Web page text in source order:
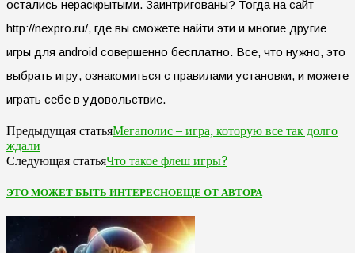
остались нераскрытыми. Заинтригованы? Тогда на сайт
http://nexpro.ru/, где вы сможете найти эти и многие другие
игры для android совершенно бесплатно. Все, что нужно, это
выбрать игру, ознакомиться с правилами установки, и можете
играть себе в удовольствие.
Предыдущая статьяМегаполис – игра, которую все так долго
ждали
Следующая статьяЧто такое флеш игры?
ЭТО МОЖЕТ БЫТЬ ИНТЕРЕСНОЕЩЕ ОТ АВТОРА